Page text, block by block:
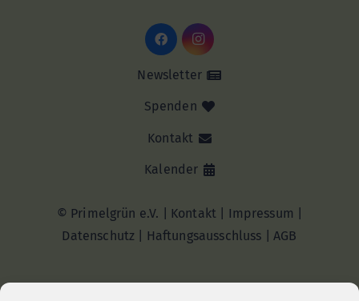
Newsletter
Spenden
Kontakt
Kalender
© Primelgrün e.V. | Kontakt Impressum
Datenschutz
Haftungsausschluss |AGB